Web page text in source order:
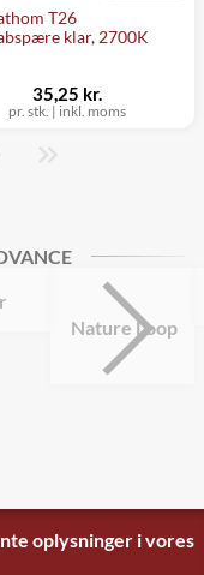
T26
klar, 2700K
pr. stk. | inkl. moms
35,25 kr.
Nature Loop
oplysninger i vores